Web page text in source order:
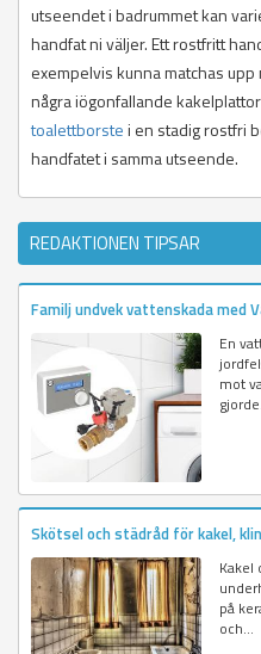
utseendet i badrummet kan
handfat ni väljer. Ett rostfritt
exempelvis kunna matchas
några iögonfallande
toalettborstei en stadig rostfri
handfatet i samma utseende.
REDAKTIONEN TIPSAR
Familj undvek vattenskada med
En
mot
Skötsel och städråd för kakel,
Kakel
på
och...